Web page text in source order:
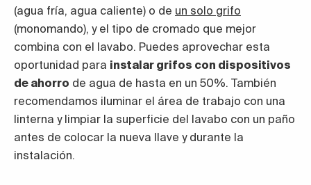
(agua fría, agua caliente) o de un solo grifo
(monomando), y el tipo de cromado que mejor
combina con el lavabo. Puedes aprovechar esta
oportunidad para instalar grifos con dispositivos
de ahorro de agua de hasta en un 50%. También
recomendamos iluminar el área de trabajo con una
linterna y limpiar la superficie del lavabo con un paño
antes de colocar la nueva llave y durante la
instalación.